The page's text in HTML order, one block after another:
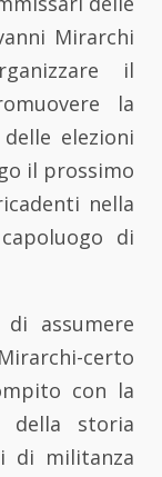
Mirarchi
il
la
elezioni
il prossimo
nella
di
assumere
certo
con la
della storia
di militanza